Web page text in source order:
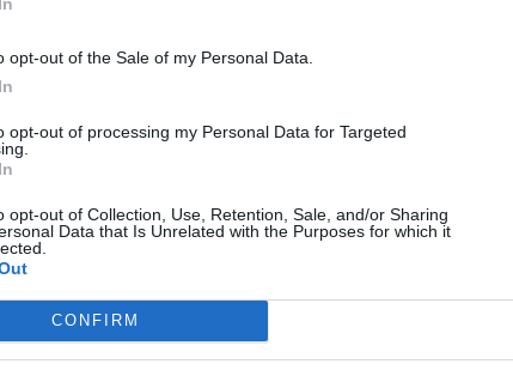
opt-out of the Sale of my Personal Data.
opt-out of processing my Personal Data for Targeted
opt-out of Collection, Use, Retention, Sale, and/or Sharing
Data that Is Unrelated with the Purposes for which it
CONFIRM
a los hijos con sus padres... y es
08/26 17:03
en bolsa, pese a que vuelve a elevar
tras un trimestre récord